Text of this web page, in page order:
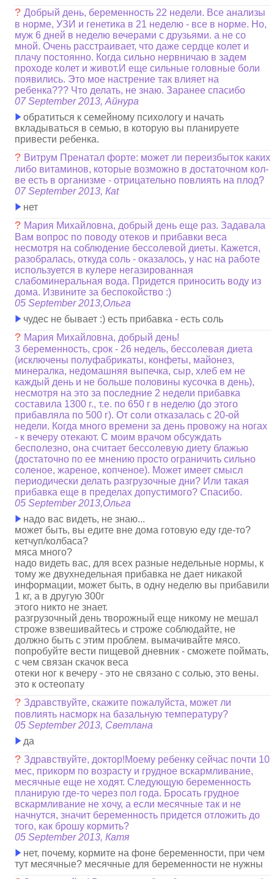
?Добрый день, беременность 22 недели. Все анализы
в норме, УЗИ и генетика в 21 неделю - все в норме. Но,
муж 6 дней в неделю вечерами с друзьями. а не со
мной. Очень расстраивает, что даже сердце колет и
плачу постоянно. Когда сильно нервничаю в задем
проходе колет и живот.И еще сильные головные боли
появились. Это мое настрение так влияет на
ребенка??? Что делать, не знаю. Заранее спасибо
07 September 2013, Айнура
обратиться к семейному психологу и начать
вкладываться в семью, в которую вы планируете
привести ребенка.
? Витрум Пренатал форте: может ли переизбыток каких
либо витаминов, которые возможно в достаточном кол-
ве есть в организме - отрицательно повлиять на плод?
07 September 2013, Каt
нет
? Мария Михайловна, добрый день еще раз. Задавала
Вам вопрос по поводу отеков и прибавки веса
несмотря на соблюдение бессолевой диеты. Кажется,
разобралась, откуда соль - оказалось, у нас на работе
используется в кулере негазированная
слабоминеральная вода. Придется приносить воду из
дома. Извините за беспокойство :)
05 September 2013,Ольга
чудес не бывает :) есть прибавка - есть соль
? Мария Михайловна, добрый день!
3 беременность, срок - 26 недель, бессолевая диета
(исключены полуфабрикаты, конфеты, майонез,
минералка, недомашняя выпечка, сыр, хлеб ем не
каждый день и не больше половины кусочка в день),
несмотря на это за последние 2 недели прибавка
составила 1300 г., т.е. по 650 г в неделю (до этого
прибавляла по 500 г). От соли отказалась с 20-ой
недели. Когда много времени за день провожу на ногах
- к вечеру отекают. С моим врачом обсуждать
бесполезно, она считает бессолевую диету блажью
(достаточно по ее мнению просто ограничить сильно
соленое, жареное, копченое). Может имеет смысл
периодически делать разгрузочные дни? Или такая
прибавка еще в пределах допустимого? Спасибо.
05 September 2013,Ольга
надо вас видеть, не знаю...
может быть, вы едите вне дома готовую еду где-то?
кетчуп/колбаса?
мяса много?
надо видеть вас, для всех разные недельные нормы, к
тому же двухнедельная прибавка не дает никакой
информации, может быть, в одну неделю вы прибавили
1 кг, а в другую 300г
этого никто не знает.
разгрузочный день творожный еще никому не мешал
строже взвешивайтесь и строже соблюдайте, не
должно быть с этим проблем. вымачивайте мясо.
попробуйте вести пищевой дневник - сможете поймать,
с чем связан скачок веса
отеки ног к вечеру - это не связано с солью, это вены.
это к остеопату
? Здравствуйте, скажите пожалуйста, может ли
повлиять насморк на базальную температуру?
05 September 2013, Светлана
да
? Здравствуйте, доктор!Моему ребенку сейчас почти 10
мес, прикорм по возрасту и грудное вскармливание,
месячные еще не ходят. Следующую беременность
планирую где-то через пол года. Бросать грудное
вскармливание не хочу, а если месячные так и не
начнутся, значит беременность придется отложить до
того, как брошу кормить?
05 September 2013, Катя
нет, почему, кормите на фоне беременности, при чем
тут месячные? месячные для беременности не нужны